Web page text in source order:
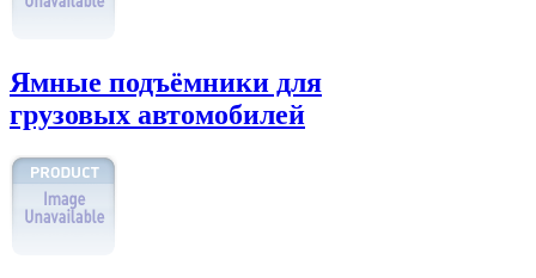
Ямные подъёмники для
грузовых автомобилей